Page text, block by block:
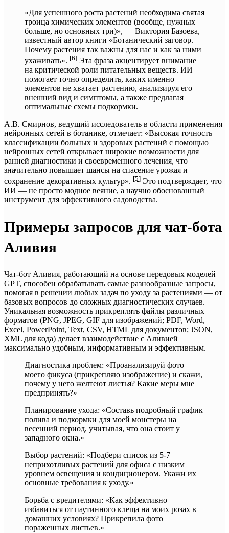
«Для успешного роста растений необходима святая
троица химических элементов (вообще, нужных
больше, но основных три)», — Виктория Базоева,
известный автор книги «Ботанический заговор.
Почему растения так важны для нас и как за ними
ухаживать». [6] Эта фраза акцентирует внимание
на критической роли питательных веществ. ИИ
помогает точно определить, каких именно
элементов не хватает растению, анализируя его
внешний вид и симптомы, а также предлагая
оптимальные схемы подкормки.
А.В. Смирнов, ведущий исследователь в области применения
нейронных сетей в ботанике, отмечает: «Высокая точность
классификации больных и здоровых растений с помощью
нейронных сетей открывает широкие возможности для
ранней диагностики и своевременного лечения, что
значительно повышает шансы на спасение урожая и
сохранение декоративных культур». [5] Это подтверждает, что
ИИ — не просто модное веяние, а научно обоснованный
инструмент для эффективного садоводства.
Примеры запросов для чат-бота
Аливия
Чат-бот Аливия, работающий на основе передовых моделей
GPT, способен обрабатывать самые разнообразные запросы,
помогая в решении любых задач по уходу за растениями — от
базовых вопросов до сложных диагностических случаев.
Уникальная возможность прикреплять файлы различных
форматов (PNG, JPEG, GIF для изображений; PDF, Word,
Excel, PowerPoint, Text, CSV, HTML для документов; JSON,
XML для кода) делает взаимодействие с Аливией
максимально удобным, информативным и эффективным.
Диагностика проблем: «Проанализируй фото
моего фикуса (прикрепляю изображение) и скажи,
почему у него желтеют листья? Какие меры мне
предпринять?»
Планирование ухода: «Составь подробный график
полива и подкормки для моей монстеры на
весенний период, учитывая, что она стоит у
западного окна.»
Выбор растений: «Подбери список из 5-7
неприхотливых растений для офиса с низким
уровнем освещения и кондиционером. Укажи их
основные требования к уходу.»
Борьба с вредителями: «Как эффективно
избавиться от паутинного клеща на моих розах в
домашних условиях? Прикрепила фото
пораженных листьев.»